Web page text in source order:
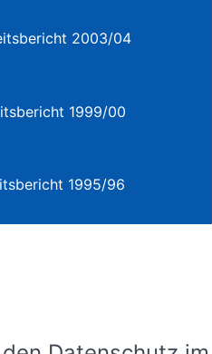
2003/04
1999/00
1995/96